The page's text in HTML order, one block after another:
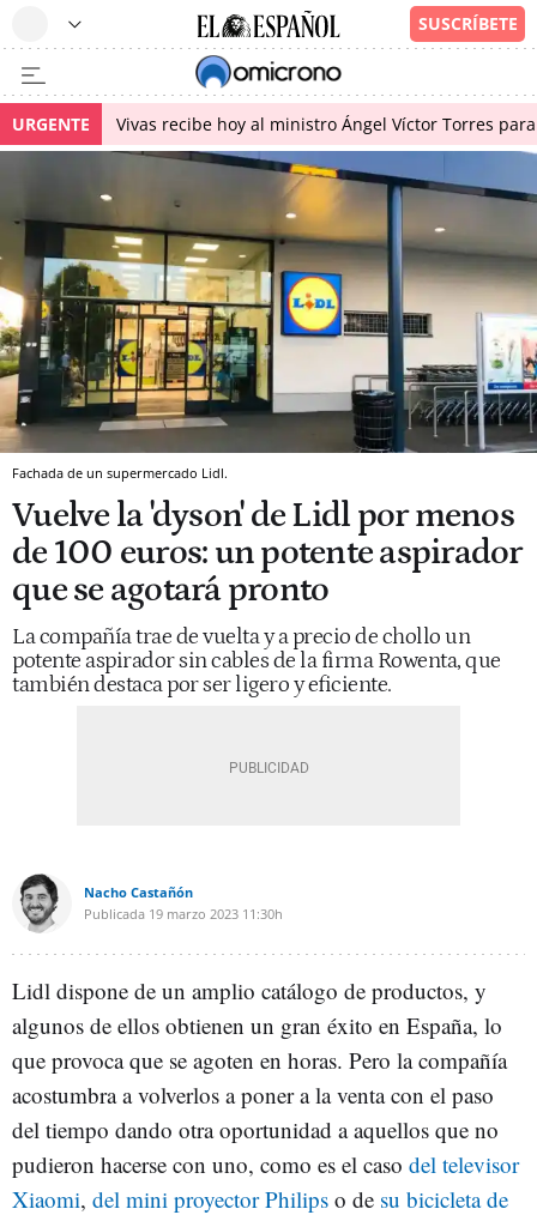
URGENTE Vivas recibe hoy al ministro Ángel Víctor Torres
Fachada de un supermercado Lidl.
Vuelve la 'dyson' de Lidl por menos
de 100 euros: un potente aspirador
que se agotará pronto
La compañía trae de vuelta y a precio de chollo un
potente aspirador sin cables de la firma Rowenta, que
también destaca por ser ligero y eficiente.
Nacho Castañón
Publicada 19 marzo 2023 11:30h
Lidl dispone de un amplio catálogo de productos, y
algunos de ellos obtienen un gran éxito en España, lo
que provoca que se agoten en horas. Pero la compañía
acostumbra a volverlos a poner a la venta con el paso
del tiempo dando otra oportunidad a aquellos que no
pudieron hacerse con uno, como es el caso del televisor
Xiaomi, del mini proyector Philips o de su bicicleta de